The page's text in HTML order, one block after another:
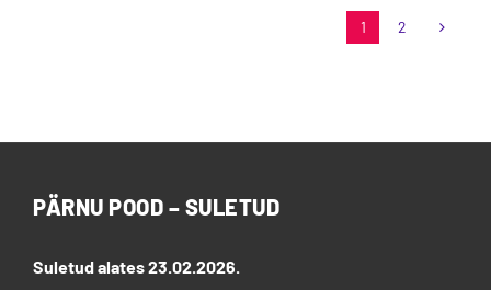
1 2
PÄRNU POOD – SULETUD
Suletud alates 23.02.2026.